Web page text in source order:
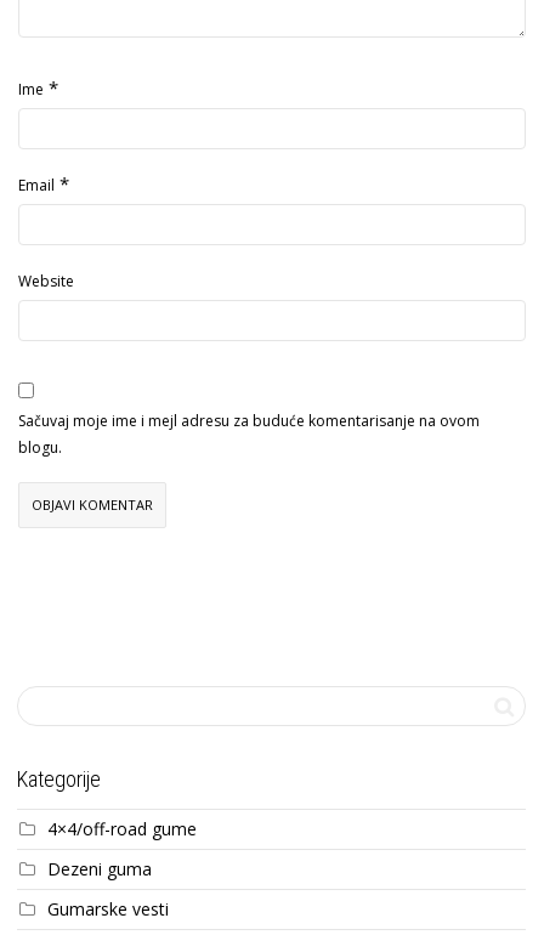
Ime *
Email *
Website
Sačuvaj moje ime i mejl adresu za buduće komentarisanje na ovom
blogu.
Kategorije
4×4/off-road gume
Dezeni guma
Gumarske vesti